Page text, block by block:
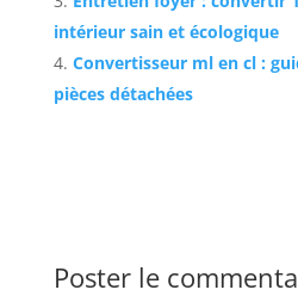
intérieur sain et écologique
Convertisseur ml en cl :
pièces détachées
Poster le